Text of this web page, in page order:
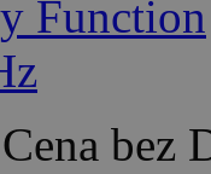
Cena bez